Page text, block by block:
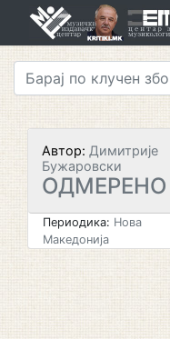
Автор: Димитрије
Бужаровски
Периодика: Нова
Македонија